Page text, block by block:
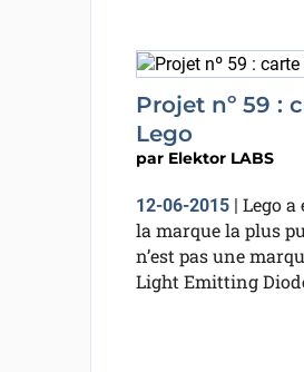
Projet nº 59 :
Lego
par Elektor LABS
12-06-2015| Lego a
la marque la plus
n’est pas une
Light Emitting